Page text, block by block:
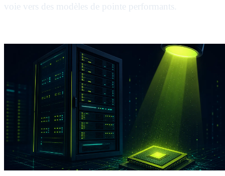
voie vers des modèles de pointe performants.